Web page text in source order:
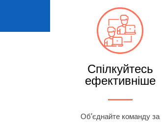
Спілкуйтесь
ефективніше
Об’єднайте команду за